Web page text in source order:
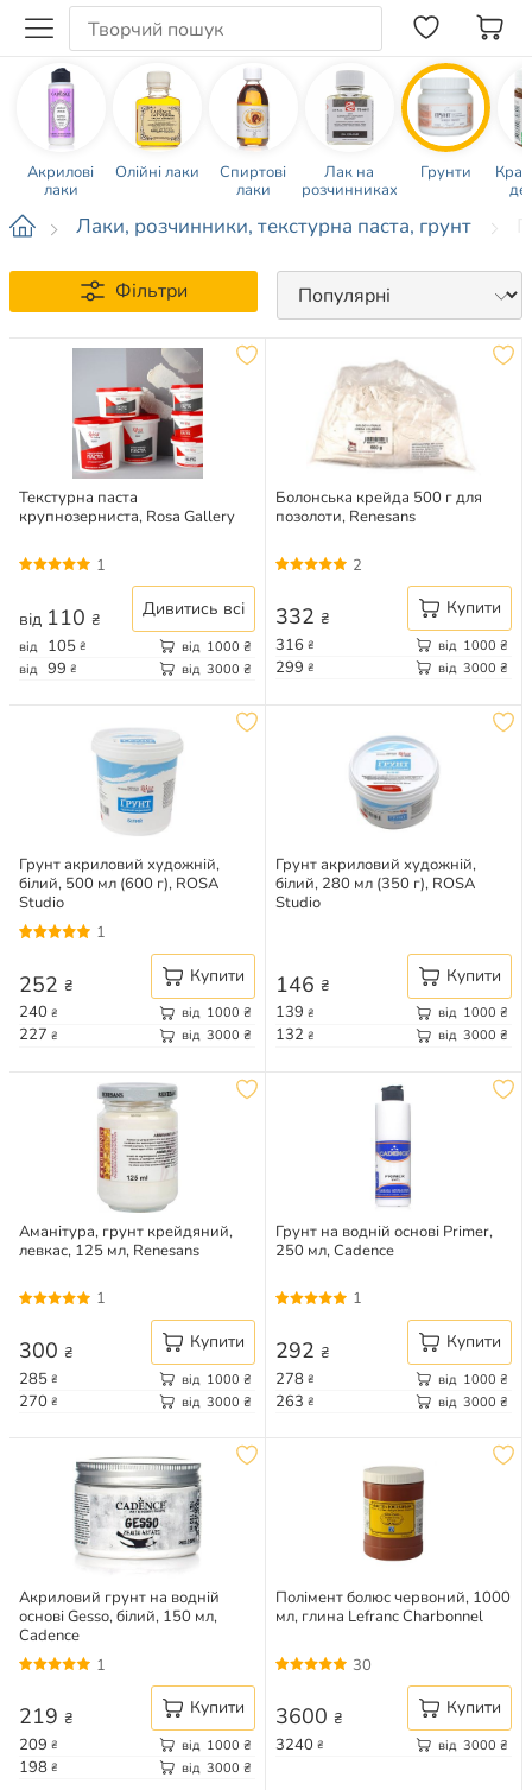
Акрилові
лаки
Олійні лаки
Спиртові
лаки
Лак на
розчинниках
Грунти
Лаки, розчинники, текстурна паста, грунт
Фільтри
Текстурна паста
крупнозерниста, Rosa Gallery
1
від 110 ₴ Дивитись всі
від 105 ₴ від 1000 ₴
від 99 ₴ від 3000 ₴
Болонська крейда 500 г для
позолоти, Renesans
2
332 ₴ Купити
316 ₴ від 1000 ₴
299 ₴ від 3000 ₴
Грунт акриловий художній,
білий, 500 мл (600 г), ROSA
Studio
1
252 ₴ Купити
240 ₴ від 1000 ₴
227 ₴ від 3000 ₴
Грунт акриловий художній,
білий, 280 мл (350 г), ROSA
Studio
146 ₴ Купити
139 ₴ від 1000 ₴
132 ₴ від 3000 ₴
Аманітура, грунт крейдяний,
левкас, 125 мл, Renesans
1
300 ₴ Купити
285 ₴ від 1000 ₴
270 ₴ від 3000 ₴
Грунт на водній основі Primer,
250 мл, Cadence
1
292 ₴ Купити
278 ₴ від 1000 ₴
263 ₴ від 3000 ₴
Акриловий грунт на водній
основі Gesso, білий, 150 мл,
Cadence
1
219 ₴ Купити
209 ₴ від 1000 ₴
198 ₴ від 3000 ₴
Полімент болюс червоний, 1000
мл, глина Lefranc Charbonnel
30
3600 ₴ Купити
3240 ₴ від 3000 ₴